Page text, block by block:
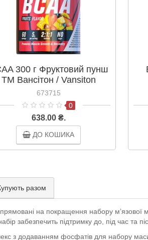
300 г Фруктовий пунш
ТМ Вансітон / Vansiton
673715
0
638.00 ₴.
ДО КОШИКА
разом
на покращення набору м’язової
забезпечить підтримку до, під час та
з додаванням фосфатів для набору